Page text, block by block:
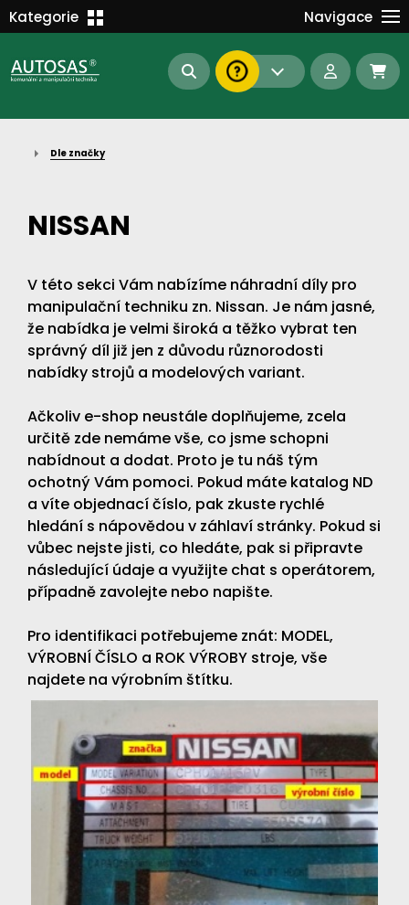
Kategorie
MANIPULAČNÍ TECHNIKA
BAGRY A MANIPULÁTORY
S-BAT ENERGY
náhradní díly stroje skladem půjčovna
Navigace
Kontakt
Dle značky
NISSAN
V této sekci Vám nabízíme náhradní díly pro
manipulační techniku zn. Nissan. Je nám jasné,
že nabídka je velmi široká a těžko vybrat ten
správný díl již jen z důvodu různorodosti
nabídky strojů a modelových variant.
Ačkoliv e-shop neustále doplňujeme, zcela
určitě zde nemáme vše, co jsme schopni
nabídnout a dodat. Proto je tu náš tým
ochotný Vám pomoci. Pokud máte katalog ND
a víte objednací číslo, pak zkuste rychlé
hledání s nápovědou v záhlaví stránky. Pokud si
vůbec nejste jisti, co hledáte, pak si připravte
následující údaje a využijte chat s operátorem,
případně zavolejte nebo napište.
Pro identifikaci potřebujeme znát: MODEL,
VÝROBNÍ ČÍSLO a ROK VÝROBY stroje, vše
najdete na výrobním štítku.